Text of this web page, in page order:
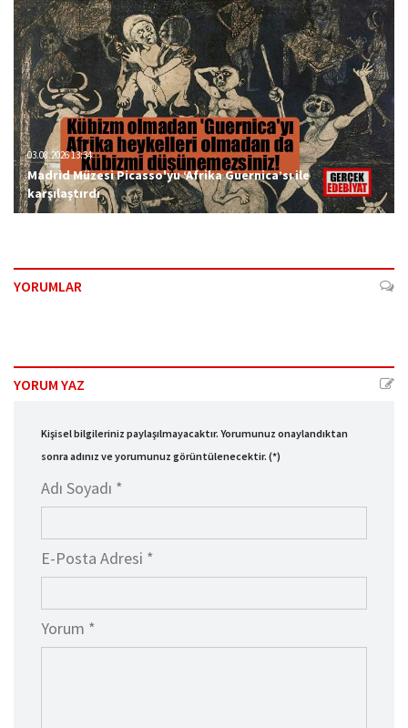
03.08.2026 13:34
Madrid Müzesi Picasso'yu ‘Afrika Guernica’sı ile
karşılaştırdı
YORUMLAR
YORUM YAZ
Kişisel bilgileriniz paylaşılmayacaktır. Yorumunuz onaylandıktan
sonra adınız ve yorumunuz görüntülenecektir. (*)
Adı Soyadı *
E-Posta Adresi *
Yorum *